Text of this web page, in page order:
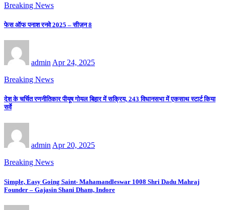
Breaking News
फेस ऑफ पनाश रनवे 2025 – सीज़न 8
admin Apr 24, 2025
Breaking News
देश के चर्चित रणनीतिकार पीयूष गोयल बिहार में सक्रिय, 243 विधानसभा में एकसाथ स्टार्ट किया
सर्वे
admin Apr 20, 2025
Breaking News
Simple, Easy Going Saint- Mahamandleswar 1008 Shri Dadu Mahraj
Founder – Gajasin Shani Dham, Indore